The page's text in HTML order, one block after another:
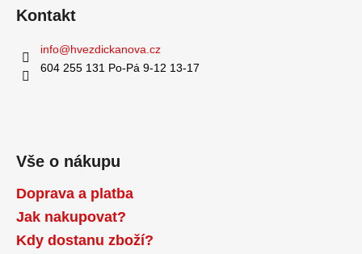
Kontakt
info@hvezdickanova.cz
604 255 131 Po-Pá 9-12 13-17
Vše o nákupu
Doprava a platba
Jak nakupovat?
Kdy dostanu zboží?